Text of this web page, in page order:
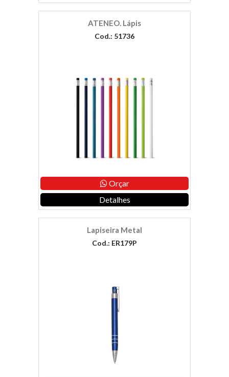
ATENEO. Lápis
Cod.: 51736
Orçar
Detalhes
Lapiseira Metal
Cod.: ER179P